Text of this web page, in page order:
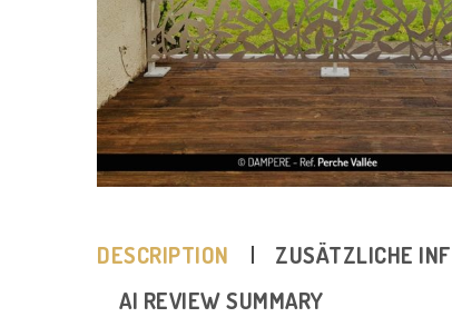
DESCRIPTION ZUSÄTZLICHE
AI REVIEW SUMMARY